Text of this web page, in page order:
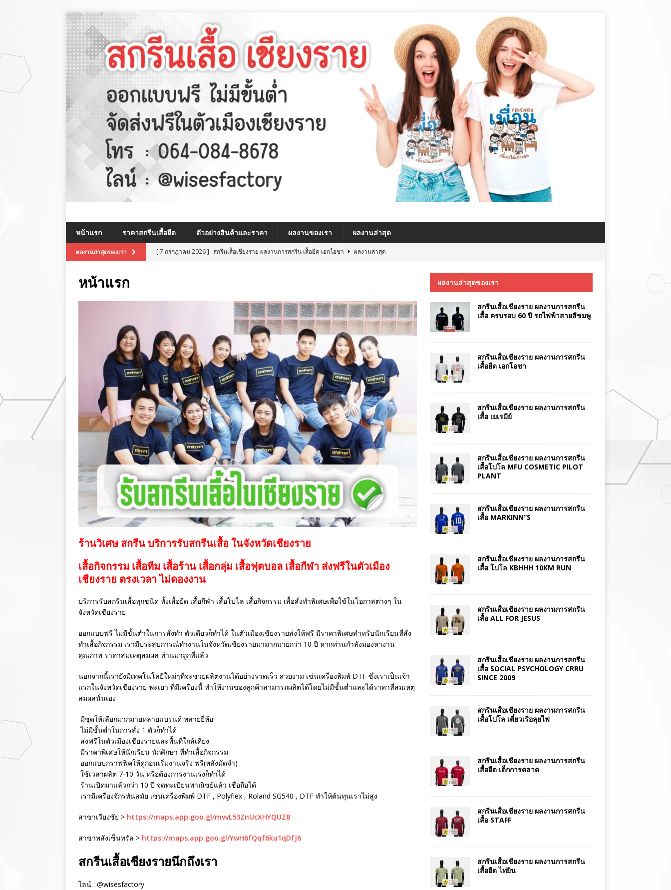
หน้าแรก ราคาสกรีนเสื้อยืด ตัวอย่างสินค้าและราคา ผลงานของเรา ผลงานล่าสุด
ผลงานล่าสุดของเรา [ 7 กรกฎาคม 2026 ] สกรีนเสื้อเชียงราย ผลงานการสกรีน เสื้อยืด เอกโอชา
ผลงานล่าสุด
ผลงานล่าสุด
สกรีนเสื้อเชียงราย ผลงานการสกรีน เสื้อ MARKINN”S
ผลงานล่าสุด
[ 8 กรกฎาคม 2026 ]
สกรีนเสื้อเชียงราย ผลงานการสกรีนเสื้อ ครบรอบ 60 ปี รถไฟฟ้าสายสีชมพู
ผลงานล่าสุด
หน้าแรก
ร้านวิเศษ สกรีน บริการรับสกรีนเสื้อ ในจังหวัดเชียงราย
เสื้อกิจกรรม เสื้อทีม เสื้อร้าน เสื้อกลุ่ม เสื้อฟุตบอล เสื้อกีฬา ส่งฟรีในตัวเมือง
เชียงราย ตรงเวลา ไม่ดองงาน
บริการรับสกรีนเสื้อทุกชนิด ทั้งเสื้อยืด เสื้อกีฬา เสื้อโปโล เสื้อกิจกรรม เสื้อสั่งทำพิเศษเพื่อใช้ในโอกาสต่างๆ ใน
จังหวัดเชียงราย
ออกแบบฟรี ไม่มีขั้นต่ำในการสั่งทำ ตัวเดียวก็ทำได้ ในตัวเมืองเชียงรายส่งให้ฟรี มีราคาพิเศษสำหรับนักเรียนที่สั่ง
ทำเสื้อกิจกรรม เรามีประสบการณ์ทำงานในจังหวัดเชียงรายมามากมายกว่า 10 ปี หากท่านกำลังมองหางาน
คุณภาพ ราคาสมเหตุสมผล ท่านมาถูกที่แล้ว
นอกจากนี้เรายังมีเทคโนโลยีใหม่ๆที่จะช่วยผลิตงานได้อย่างรวดเร็ว สวยงาม เช่นเครื่องพิมพ์ DTF ซึ่งเราเป็นเจ้า
แรกในจังหวัดเชียงราย-พะเยา ที่มีเครื่องนี้ ทำให้งานของลูกค้าสามารถผลิตได้โดยไม่มีขั้นต่ำและได้ราคาที่สมเหตุ
สมผลนั่นเอง
มีชุดให้เลือกมากมายหลายแบรนด์ หลายยี่ห้อ
ไม่มีขั้นต่ำในการสั่ง 1 ตัวก็ทำได้
ส่งฟรีในตัวเมืองเชียงรายและพื้นที่ใกล้เคียง
มีราคาพิเศษให้นักเรียน นักศึกษา ที่ทำเสื้อกิจกรรม
ออกแบบกราฟฟิคให้ดูก่อนเริ่มงานจริง ฟรี(หลังมัดจำ)
ใช้เวลาผลิต 7-10 วัน หรือต้องการงานเร่งก็ทำได้
ร้านเปิดมาแล้วกว่า 10 ปี จดทะเบียนพาณิชย์แล้ว เชื่อถือได้
เรามีเครื่องจักรทันสมัย เช่นเครื่องพิมพ์ DTF , Polyflex , Roland SG540 , DTF ทำให้ต้นทุนเราไม่สูง
สาขาเวียงชัย > https://maps.app.goo.gl/mvvL53ZnUcXHYQUZ8
สาขาหลังเซ็นทรัล > https://maps.app.goo.gl/YwH6fQqf6ku1qDfJ6
สกรีนเสื้อเชียงรายนึกถึงเรา
ไลน์ : @wisesfactory
ผลงานล่าสุดของเรา
สกรีนเสื้อเชียงราย ผลงานการสกรีน
เสื้อ ครบรอบ 60 ปี รถไฟฟ้าสายสีชมพู
สกรีนเสื้อเชียงราย ผลงานการสกรีน
เสื้อยืด เอกโอชา
สกรีนเสื้อเชียงราย ผลงานการสกรีน
เสื้อ เยเรมีย์
สกรีนเสื้อเชียงราย ผลงานการสกรีน
เสื้อโปโล MFU COSMETIC PILOT
PLANT
สกรีนเสื้อเชียงราย ผลงานการสกรีน
เสื้อ MARKINN”S
สกรีนเสื้อเชียงราย ผลงานการสกรีน
เสื้อ โปโล KBHHH 10KM RUN
สกรีนเสื้อเชียงราย ผลงานการสกรีน
เสื้อ ALL FOR JESUS
สกรีนเสื้อเชียงราย ผลงานการสกรีน
เสื้อ SOCIAL PSYCHOLOGY CRRU
SINCE 2009
สกรีนเสื้อเชียงราย ผลงานการสกรีน
เสื้อโปโล เตี๋ยวเรือลุยไฟ
สกรีนเสื้อเชียงราย ผลงานการสกรีน
เสื้อยืด เด็กการตลาด
สกรีนเสื้อเชียงราย ผลงานการสกรีน
เสื้อ STAFF
สกรีนเสื้อเชียงราย ผลงานการสกรีน
เสื้อยืด ไท่ยิน